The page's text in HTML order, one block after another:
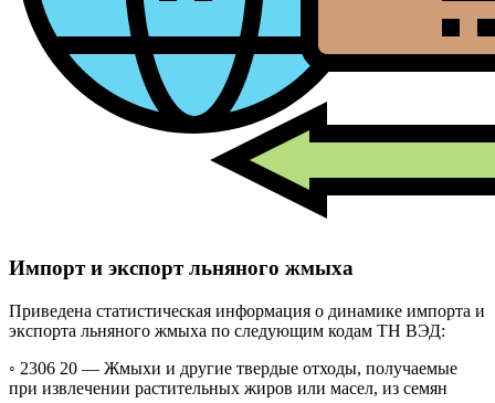
Импорт и экспорт льняного жмыха
Приведена статистическая информация о динамике импорта и
экспорта льняного жмыха по следующим кодам ТН ВЭД:
◦ 2306 20 — Жмыхи и другие твердые отходы, получаемые
при извлечении растительных жиров или масел, из семян